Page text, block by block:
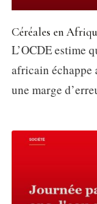
Céréales en
L’OCDE estime
africain échappe
une marge